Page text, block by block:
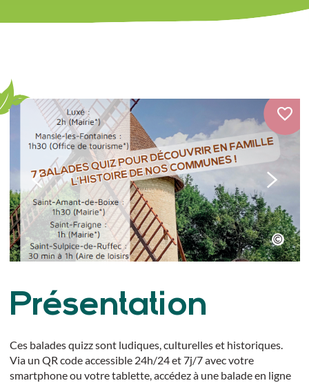
Présentation
Ces balades quizz sont ludiques, culturelles et historiques.
Via un QR code accessible 24h/24 et 7j/7 avec votre
smartphone ou votre tablette, accédez à une balade en ligne